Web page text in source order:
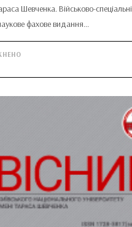
Шевченка. Військово-спеціальні
фахове видання…
ДО
НАЦІОНАЛЬНОГО
ІМЕНІ